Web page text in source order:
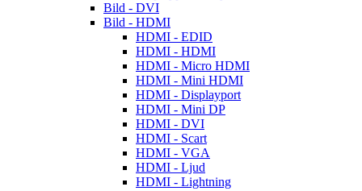
Bild - DVI
Bild - HDMI
HDMI - EDID
HDMI - HDMI
HDMI - Micro HDMI
HDMI - Mini HDMI
HDMI - Displayport
HDMI - Mini DP
HDMI - DVI
HDMI - Scart
HDMI - VGA
HDMI - Ljud
HDMI - Lightning